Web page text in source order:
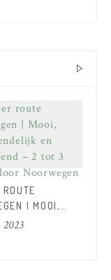
ROUTE
| MOOI,
EN